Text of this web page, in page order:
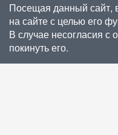
Посещая данный сайт,
на сайте с целью его
В случае несогласия с
покинуть его.